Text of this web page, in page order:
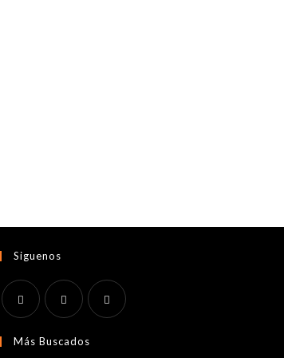
Siguenos
abre
abre
abre
Más Buscados